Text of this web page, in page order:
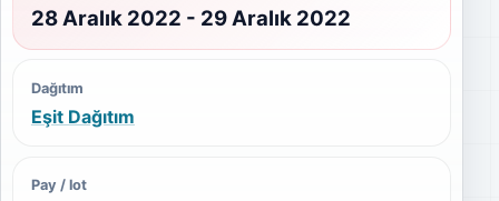
28 Aralık 2022 - 29 Aralık 2022
Dağıtım
Eşit Dağıtım
Pay / lot